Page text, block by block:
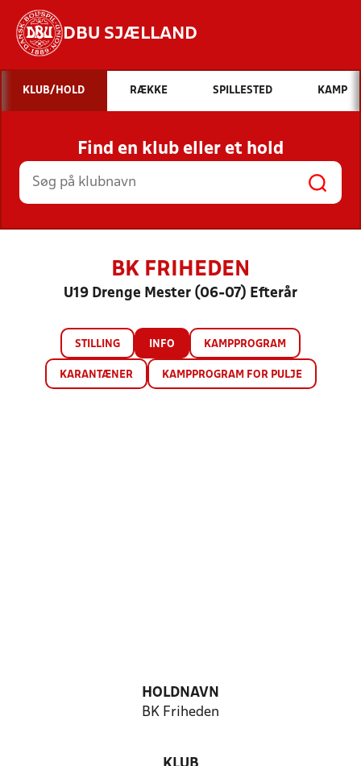
DBU SJÆLLAND
Hvad vil du søge efter?
INDHOLD OG NYHEDER
STILLINGER, RESULTATER, KLUBBER OG
HOLD
KLUB/HOLD RÆKKE SPILLESTED KAMP
Find en klub eller et hold
BK FRIHEDEN
U19 Drenge Mester (06-07) Efterår
STILLING INFO KAMPPROGRAM
KARANTÆNER KAMPPROGRAM FOR PULJE
HOLDNAVN
BK Friheden